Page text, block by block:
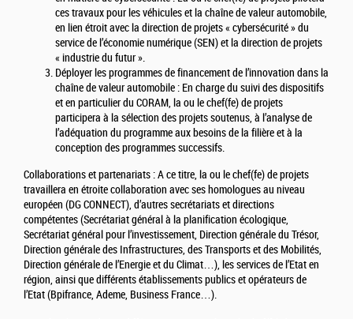
ces travaux pour les véhicules et la chaîne de valeur automobile,
en lien étroit avec la direction de projets « cybersécurité » du
service de l’économie numérique (SEN) et la direction de projets
« industrie du futur ».
Déployer les programmes de financement de l’innovation dans la
chaîne de valeur automobile : En charge du suivi des dispositifs
et en particulier du CORAM, la ou le chef(fe) de projets
participera à la sélection des projets soutenus, à l’analyse de
l’adéquation du programme aux besoins de la filière et à la
conception des programmes successifs.
Collaborations et partenariats : A ce titre, la ou le chef(fe) de projets
travaillera en étroite collaboration avec ses homologues au niveau
européen (DG CONNECT), d’autres secrétariats et directions
compétentes (Secrétariat général à la planification écologique,
Secrétariat général pour l’investissement, Direction générale du Trésor,
Direction générale des Infrastructures, des Transports et des Mobilités,
Direction générale de l’Energie et du Climat…), les services de l’Etat en
région, ainsi que différents établissements publics et opérateurs de
l’Etat (Bpifrance, Ademe, Business France…).